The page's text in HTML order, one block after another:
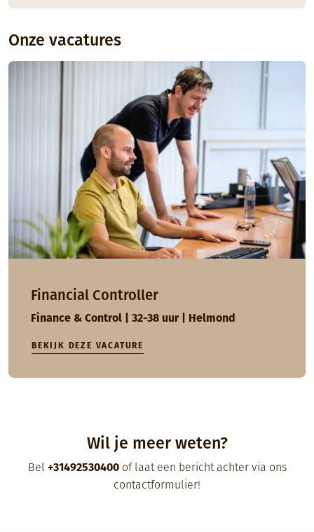
Onze vacatures
Financial Controller
Finance & Control | 32-38 uur | Helmond
BEKIJK DEZE VACATURE
Wil je meer weten?
Bel +31492530400of laat een bericht achter via ons
contactformulier!